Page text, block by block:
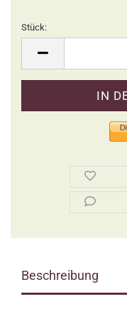
Stück:
Beschreibung